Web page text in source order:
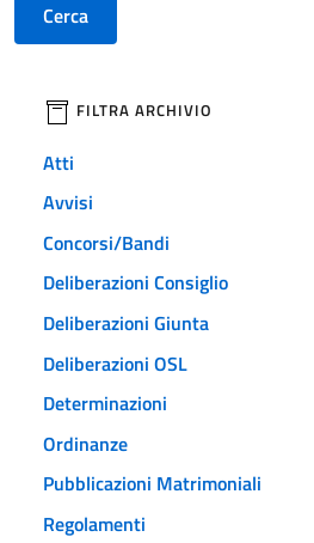
Cerca
filtri da applicare
FILTRA ARCHIVIO
Atti
Avvisi
Concorsi/Bandi
Deliberazioni Consiglio
Deliberazioni Giunta
Deliberazioni OSL
Determinazioni
Ordinanze
Pubblicazioni Matrimoniali
Regolamenti